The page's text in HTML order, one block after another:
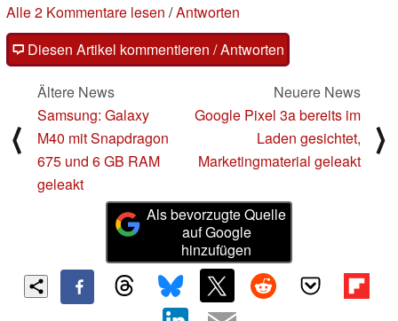
Alle 2 Kommentare lesen /Antworten
Diesen Artikel kommentieren / Antworten
⟨
Ältere News
Samsung: Galaxy
M40 mit Snapdragon
675 und 6 GB RAM
geleakt
Neuere News
Google Pixel 3a bereits im
Laden gesichtet,
Marketingmaterial geleakt
⟩
Als bevorzugte Quelle
auf Google
hinzufügen